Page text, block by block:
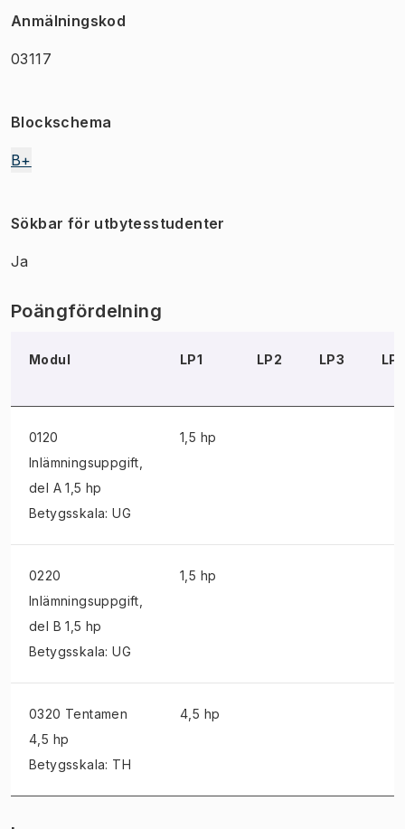
Anmälningskod
03117
Blockschema
B+
Sökbar för utbytesstudenter
Ja
Poängfördelning
Modul LP1 LP2 LP3
0120
Inlämningsuppgift
del A 1,5 hp
Betygsskala: UG
1,5 hp
0220
Inlämningsuppgift
del B 1,5 hp
Betygsskala: UG
1,5 hp
0320 Tentamen
4,5 hp
Betygsskala: TH
4,5 hp